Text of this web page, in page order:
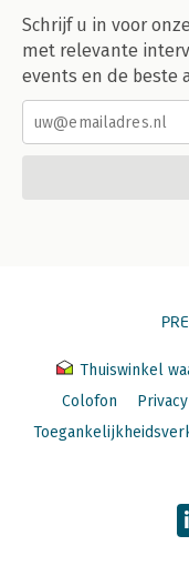
Schrijf u in voor
met relevante
events en de beste
Thuiswinkel
Colofon
Privacy